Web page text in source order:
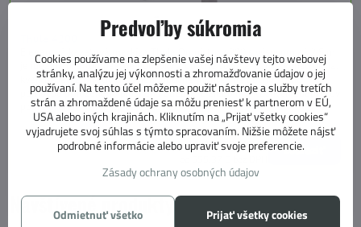
Elegantná kazetová markíza Thule Omnistor 4200 s výsuvom až 2,5 m
je ideálna pre kompaktné dodávky a obytné vozidlá. Ľahká konštrukcia,
kvalitná látka Mystic Grey, jednoduchá montáž na bočnú stenu
pomocou priloženého plochého adaptéra alebo montážnych adaptérov
podľa druhu vozidla na objednávku.
Dostupnosť:Skladom u dodávateľa: doručenie 5-12 dní
od 683,10 €
od 759 €Zľava 75,90 €
Zobraziť
Navštívené produkty
Predvoľby súkromia
Cookies používame na zlepšenie vašej návštevy tejto webovej
stránky, analýzu jej výkonnosti a zhromažďovanie údajov o jej
používaní. Na tento účel môžeme použiť nástroje a služby tretích
strán a zhromaždené údaje sa môžu preniesť k partnerom v EÚ,
USA alebo iných krajinách. Kliknutím na „Prijať všetky cookies“
vyjadrujete svoj súhlas s týmto spracovaním. Nižšie môžete nájsť
podrobné informácie alebo upraviť svoje preferencie.
Zásady ochrany osobných údajov
Prijať všetky cookies
Odmietnuť všetko